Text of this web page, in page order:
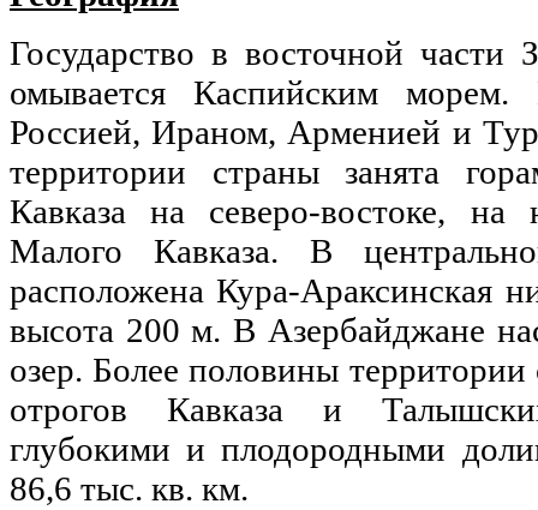
Государство в восточной части
омывается Каспийским морем.
Россией, Ираном, Арменией и
территории страны занята
Кавказа на северо-востоке,
Малого Кавказа. В
расположена Кура-Араксинская
высота 200 м. В Азербайджане
озер. Более половины
отрогов Кавказа и
глубокими и плодородными
86,6 тыс. кв. км.